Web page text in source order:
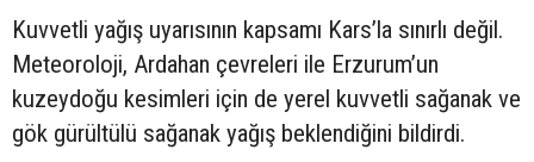
Kuvvetli yağış uyarısının kapsamı Kars’la sınırlı değil.
Meteoroloji, Ardahan çevreleri ile Erzurum’un
kuzeydoğu kesimleri için de yerel kuvvetli sağanak ve
gök gürültülü sağanak yağış beklendiğini bildirdi.